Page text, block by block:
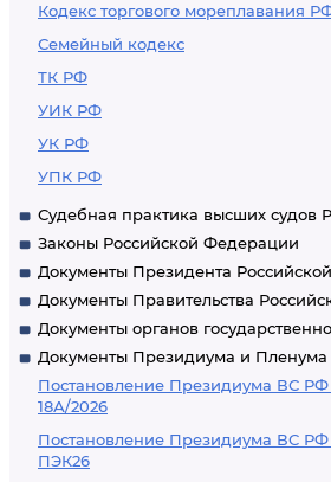
Кодекс торгового мореплавания
Семейный кодекс
ТК РФ
УИК РФ
УК РФ
УПК РФ
Судебная практика высших судов
Законы Российской Федерации
Документы Президента
Документы Правительства
Документы органов
Документы Президиума и
Постановление Президиума ВС РФ
18А/2026
Постановление Президиума ВС РФ
ПЭК26